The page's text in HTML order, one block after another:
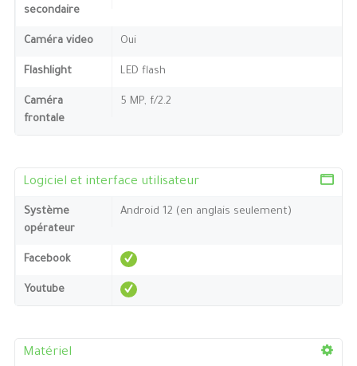
secondaire
Caméra video Oui
Flashlight LED flash
Caméra
frontale
5 MP, f/2.2
Logiciel et interface utilisateur
Système
opérateur
Android 12 (en anglais seulement)
Facebook
Youtube
Matériel